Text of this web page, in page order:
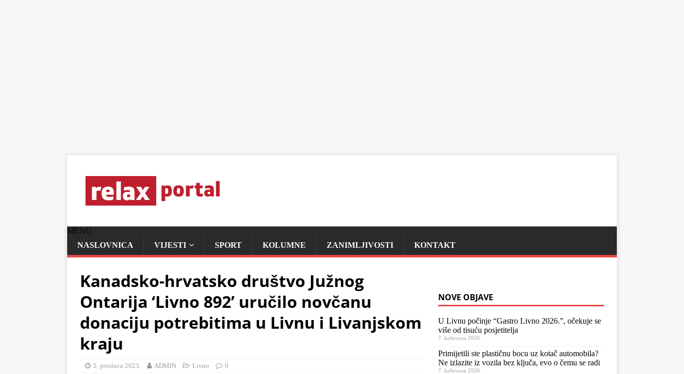
MENU
NASLOVNICA
VIJESTI SPORT KOLUMNE ZANIMLJIVOSTI KONTAKT
Kanadsko-hrvatsko društvo Južnog
Ontarija ‘Livno 892’ uručilo novčanu
donaciju potrebitima u Livnu i Livanjskom
kraju
5. prosinca 2023. ADMIN Livno 0
NOVE OBJAVE
U Livnu počinje “Gastro Livno 2026.”, očekuje se
više od tisuću posjetitelja
7. kolovoza 2026.
Primijetili ste plastičnu bocu uz kotač automobila?
Ne izlazite iz vozila bez ključa, evo o čemu se radi
7. kolovoza 2026.